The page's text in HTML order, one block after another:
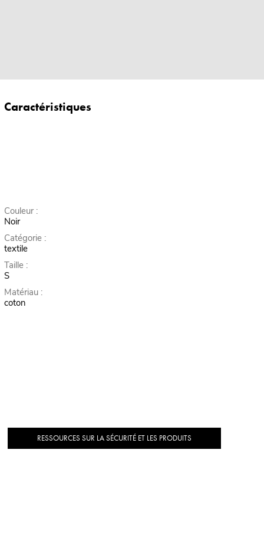
Caractéristiques
Couleur :
Noir
Catégorie :
textile
Taille :
S
Matériau :
coton
RESSOURCES SUR LA SÉCURITÉ ET LES PRODUITS